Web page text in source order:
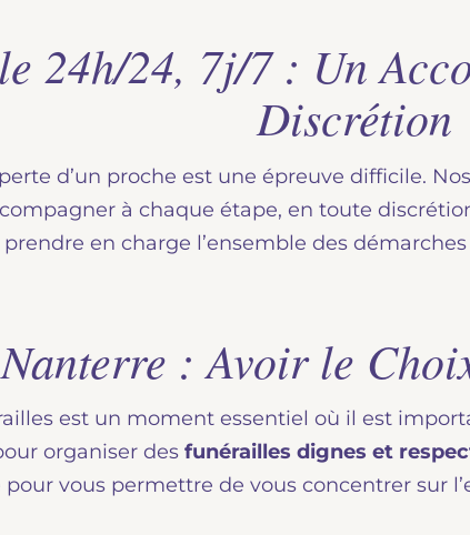
24h/24, 7j/7 : Un
Discrétion
d’un proche est une épreuve difficile.
à chaque étape, en toute
en charge l’ensemble des
: Avoir le
est un moment essentiel où il est
organiser des funérailles dignes et
vous permettre de vous concentrer sur